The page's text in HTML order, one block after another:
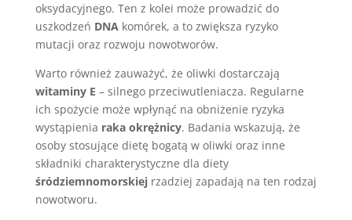
oksydacyjnego. Ten z kolei może prowadzić do
uszkodzeń DNAkomórek, a to zwiększa ryzyko
mutacji oraz rozwoju nowotworów.
Warto również zauważyć, że oliwki dostarczają
witaminy E – silnego przeciwutleniacza. Regularne
ich spożycie może wpłynąć na obniżenie ryzyka
wystąpienia raka okrężnicy. Badania wskazują, że
osoby stosujące dietę bogatą w oliwki oraz inne
składniki charakterystyczne dla diety
śródziemnomorskiejrzadziej zapadają na ten rodzaj
nowotworu.